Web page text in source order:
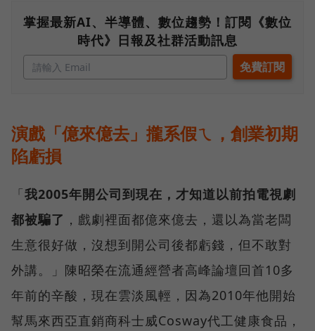
掌握最新AI、半導體、數位趨勢！訂閱《數位
時代》日報及社群活動訊息
演戲「億來億去」攏系假ㄟ，創業初期
陷虧損
「我2005年開公司到現在，才知道以前拍電視劇
都被騙了 ，戲劇裡面都億來億去，還以為當老闆
生意很好做，沒想到開公司後都虧錢，但不敢對
外講。」陳昭榮在流通經營者高峰論壇回首10多
年前的辛酸，現在雲淡風輕，因為2010年他開始
幫馬來西亞直銷商科士威Cosway代工健康食品，